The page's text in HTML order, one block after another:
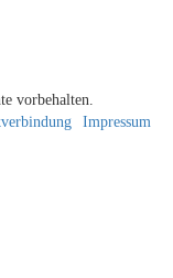
vorbehalten.
Impressum